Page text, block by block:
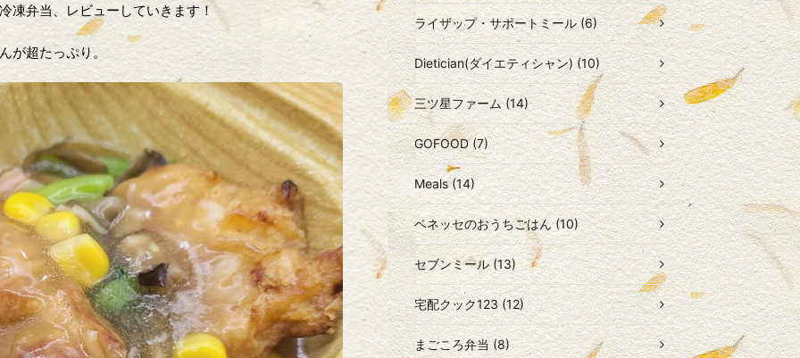
凍弁当、レビューしていきます！
が超たっぷり。
ライザップ・サポートミール (6)
Dietician(ダイエティシャン) (10)
三ツ星ファーム (14)
GOFOOD (7)
Meals (14)
ベネッセのおうちごはん (10)
セブンミール (13)
宅配クック123 (12)
まごころ弁当 (8)